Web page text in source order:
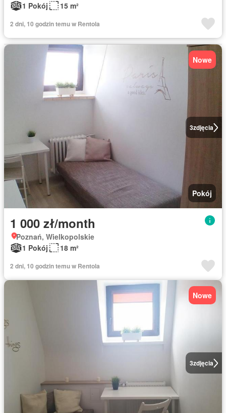
1 Pokój
15 m²
2 dni, 10 godzin temu w Rentola
3zdjęcia
Nowe
Pokój
1 000 zł/month
Poznań, Wielkopolskie
1 Pokój
18 m²
2 dni, 10 godzin temu w Rentola
3zdjęcia
Nowe